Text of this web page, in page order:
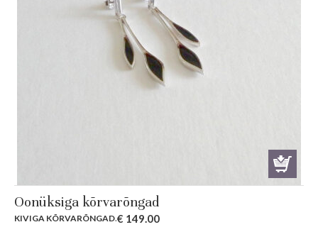
Oonüksiga kõrvarõngad
KIVIGA KÕRVARÕNGAD.€ 149.00